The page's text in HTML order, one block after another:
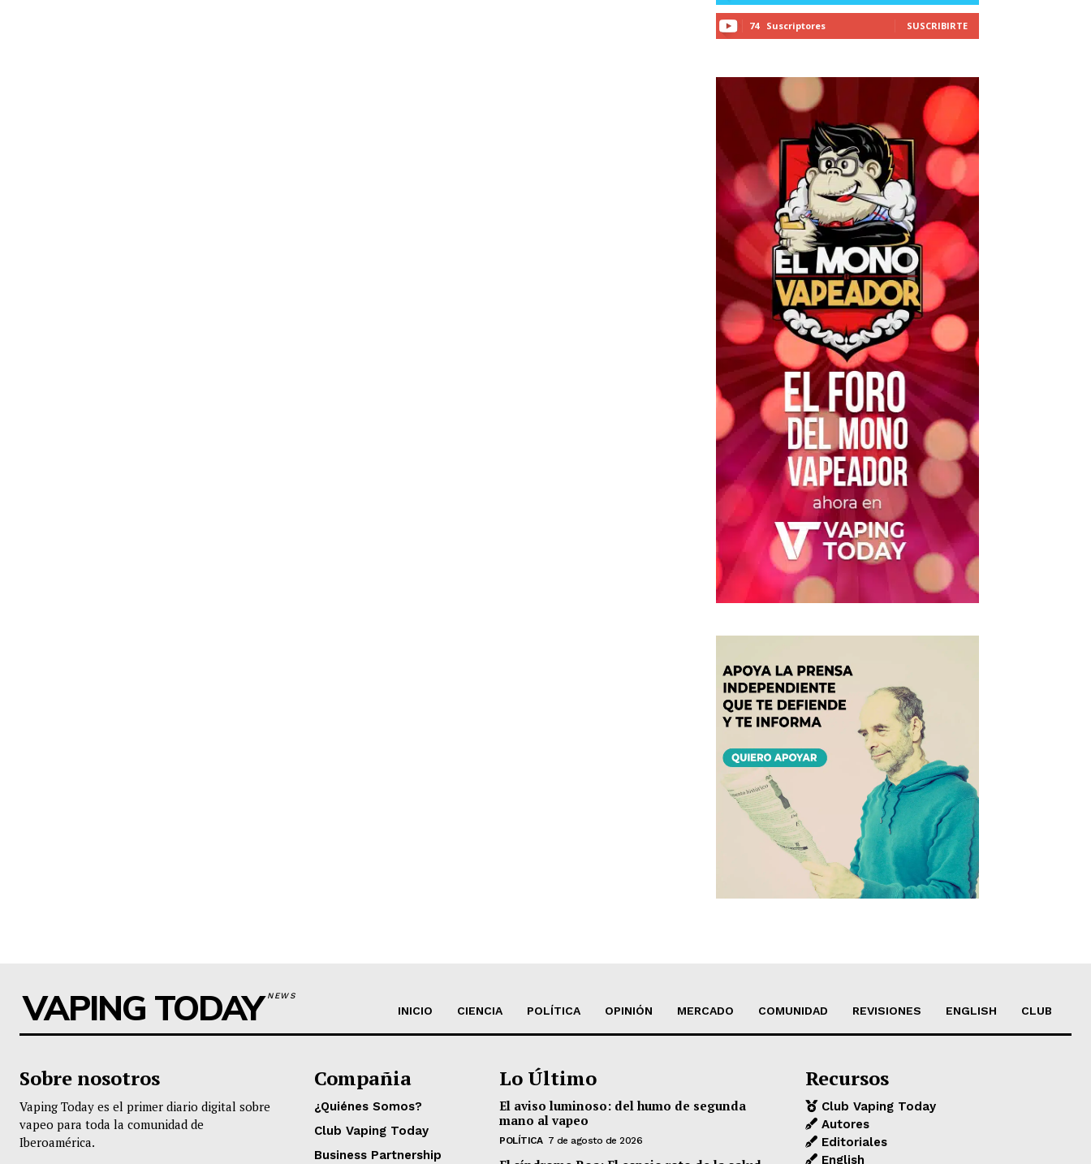
74 Suscriptores SUSCRIBIRTE
VAPING TODAYNEWS
INICIO CIENCIA POLÍTICA OPINIÓN MERCADO COMUNIDAD REVISIONES ENGLISH CLUB
Sobre nosotros
Vaping Today es el primer diario digital sobre
vapeo para toda la comunidad de
Iberoamérica.
Compañia
¿Quiénes Somos?
Club Vaping Today
Business Partnership
Lo Último
El aviso luminoso: del humo de segunda
mano al vapeo
POLÍTICA 7 de agosto de 2026
Recursos
Club Vaping Today
Autores
Editoriales
English